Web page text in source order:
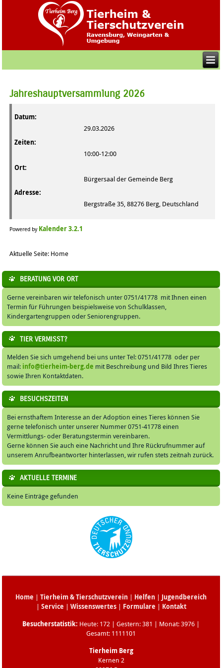
Jahreshauptversammlung 2026
Datum:
29.03.2026
Zeiten:
10:00-12:00
Ort:
Bürgersaal der Gemeinde Berg
Adresse:
Bergstraße 35, 88276 Berg, Deutschland
Powered by Kalender 3.2.1
Aktuelle Seite: Home
BERATUNG VOR ORT
Gerne vereinbaren wir telefonisch unter 0751/41778 mit Ihnen einen
Termin für Führungen beispielsweise von Schulklassen,
Kindergartengruppen oder Seniorengruppen.
TIER VERMISST?
Melden Sie sich umgehend bei uns unter Tel: 0751/41778 oder per
mail: info@tierheim-berg.de mit Beschreibung und Bild Ihres Tieres
sowie Ihren Kontaktdaten.
BESUCHSZEITEN
Bei ernsthaftem Interesse an der Adoption eines Tieres können Sie
gerne telefonisch unter unserer Nummer 0751-41778 einen
Vermittlungs- oder Beratungstermin vereinbaren.
Gerne können Sie auch eine Nachricht und Ihre Rückrufnummer auf
unserem Anrufbeantworter hinterlassen, wir rufen stets zeitnah zurück.
AKTUELLE TERMINE
Keine Einträge gefunden
Home | Tierheim & Tierschutzverein | Helfen | Jugendbereich
| Service | Wissenswertes| Formulare | Kontakt
Besucherstatistik: Heute: 172 | Gestern: 381 | Monat: 3976 |
Gesamt: 1111101
Tierheim Berg
Kernen 2